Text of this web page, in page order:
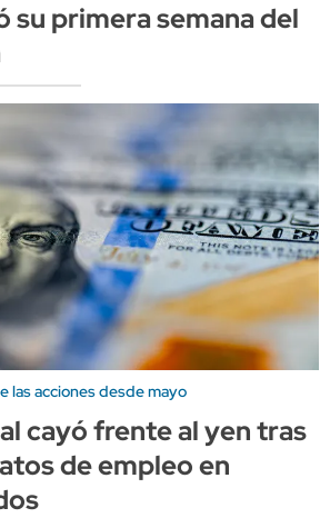
su primera semana del
las acciones desde mayo
cayó frente al yen tras
de empleo en